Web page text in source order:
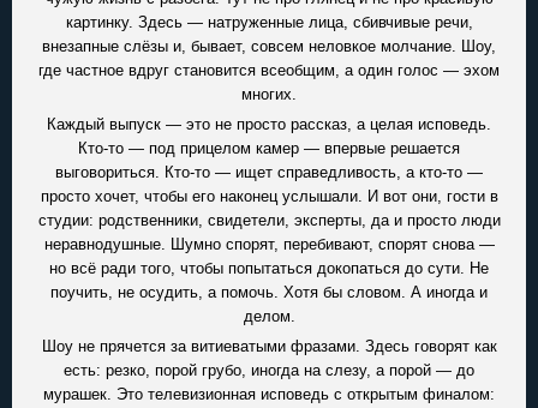
картинку. Здесь — натруженные лица, сбивчивые речи,
внезапные слёзы и, бывает, совсем неловкое молчание. Шоу,
где частное вдруг становится всеобщим, а один голос — эхом
многих.
Каждый выпуск — это не просто рассказ, а целая исповедь.
Кто-то — под прицелом камер — впервые решается
выговориться. Кто-то — ищет справедливость, а кто-то —
просто хочет, чтобы его наконец услышали. И вот они, гости в
студии: родственники, свидетели, эксперты, да и просто люди
неравнодушные. Шумно спорят, перебивают, спорят снова —
но всё ради того, чтобы попытаться докопаться до сути. Не
поучить, не осудить, а помочь. Хотя бы словом. А иногда и
делом.
Шоу не прячется за витиеватыми фразами. Здесь говорят как
есть: резко, порой грубо, иногда на слезу, а порой — до
мурашек. Это телевизионная исповедь с открытым финалом: